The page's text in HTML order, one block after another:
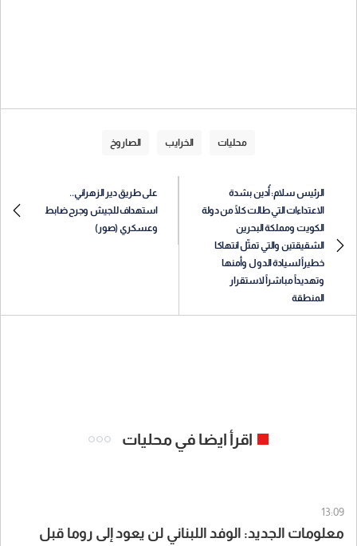
محليات الخرايب الصاروخ
الرئيس سلام: أُدين بشدة
الاعتداءات التي طالت كلًا من دولة
الكويت ومملكة البحرين
الشقيقتين والتي تمثّل انتهاكا
خطيراً لسيادة الدول وأمنها
وتهديداً مباشراً لاستقرار
المنطقة
على طريق دير الزهراني..
استهداف للجيش وجرح ضابط
وعسكري (صور)
اقرأ ايضا في محليات
13:09
معلومات الجديد: الوفد اللبناني لن يعود إلى روما قبل